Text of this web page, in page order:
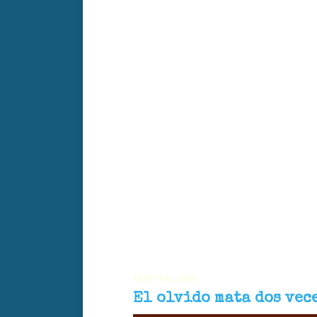
FESTIVAL 2025
El olvido mata dos